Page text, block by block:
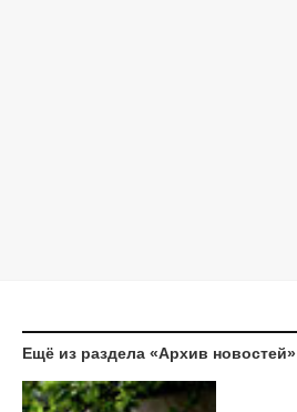
Ещё из раздела «Архив новостей»